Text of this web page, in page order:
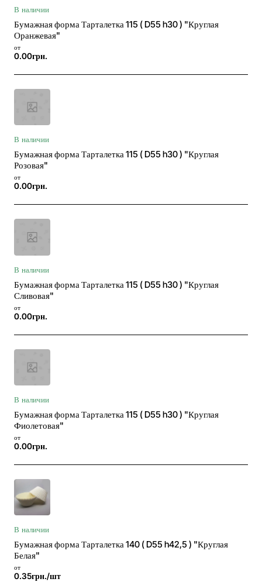
В наличии
Бумажная форма Тарталетка 115 ( D55 h30 ) "Круглая
Оранжевая"
от
0.00грн.
В наличии
Бумажная форма Тарталетка 115 ( D55 h30 ) "Круглая
Розовая"
от
0.00грн.
В наличии
Бумажная форма Тарталетка 115 ( D55 h30 ) "Круглая
Сливовая"
от
0.00грн.
В наличии
Бумажная форма Тарталетка 115 ( D55 h30 ) "Круглая
Фиолетовая"
от
0.00грн.
В наличии
Бумажная форма Тарталетка 140 ( D55 h42,5 ) "Круглая
Белая"
от
0.35грн./шт